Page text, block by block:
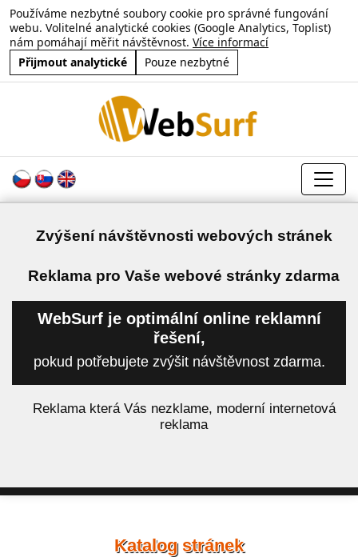
Používáme nezbytné soubory cookie pro správné fungování
webu. Volitelné analytické cookies (Google Analytics, Toplist)
nám pomáhají měřit návštěvnost. Více informací
Přijmout analytické
Pouze nezbytné
Zvýšení návštěvnosti webových stránek
Reklama pro Vaše webové stránky zdarma
WebSurf je optimální online reklamní
řešení,
pokud potřebujete zvýšit návštěvnost zdarma.
Reklama která Vás nezklame, moderní internetová
reklama
Katalog stránek